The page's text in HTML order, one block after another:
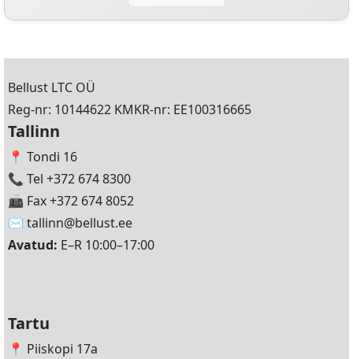
Bellust LTC OÜ
Reg-nr: 10144622 KMKR-nr: EE100316665
Tallinn
📍 Tondi 16
📞 Tel +372 674 8300
📠 Fax +372 674 8052
✉️ tallinn@bellust.ee
Avatud: E–R 10:00–17:00
Tartu
📍 Piiskopi 17a